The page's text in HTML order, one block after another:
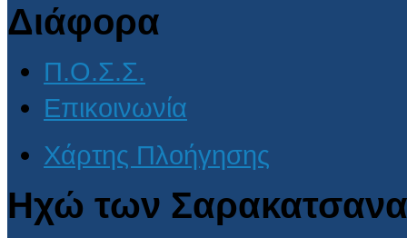
Διάφορα
Π.Ο.Σ.Σ.
Επικοινωνία
Χάρτης Πλοήγησης
Ηχώ των